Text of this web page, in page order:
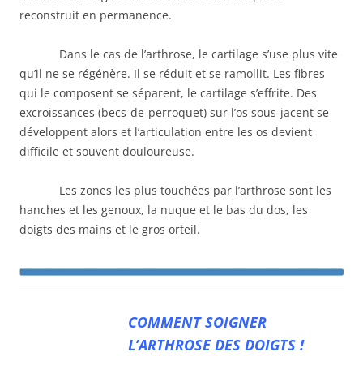
reconstruit en permanence.
Dans le cas de l’arthrose, le cartilage s’use plus vite
qu’il ne se régénère. Il se réduit et se ramollit. Les fibres
qui le composent se séparent, le cartilage s’effrite. Des
excroissances (becs-de-perroquet) sur l’os sous-jacent se
développent alors et l’articulation entre les os devient
difficile et souvent douloureuse.
Les zones les plus touchées par l’arthrose sont les
hanches et les genoux, la nuque et le bas du dos, les
doigts des mains et le gros orteil.
COMMENT SOIGNER
L’ARTHROSE DES DOIGTS !